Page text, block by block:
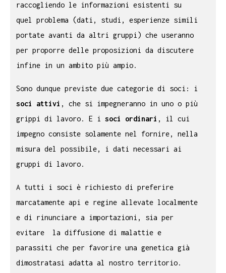
raccogliendo le informazioni esistenti su
quel problema (dati, studi, esperienze simili
portate avanti da altri gruppi) che useranno
per proporre delle proposizioni da discutere
infine in un ambito più ampio.
Sono dunque previste due categorie di soci: i
soci attivi , che si impegneranno in uno o più
grippi di lavoro. E i soci ordinari , il cui
impegno consiste solamente nel fornire, nella
misura del possibile, i dati necessari ai
gruppi di lavoro.
A tutti i soci è richiesto di preferire
marcatamente api e regine allevate localmente
e di rinunciare a importazioni, sia per
evitare la diffusione di malattie e
parassiti che per favorire una genetica già
dimostratasi adatta al nostro territorio.